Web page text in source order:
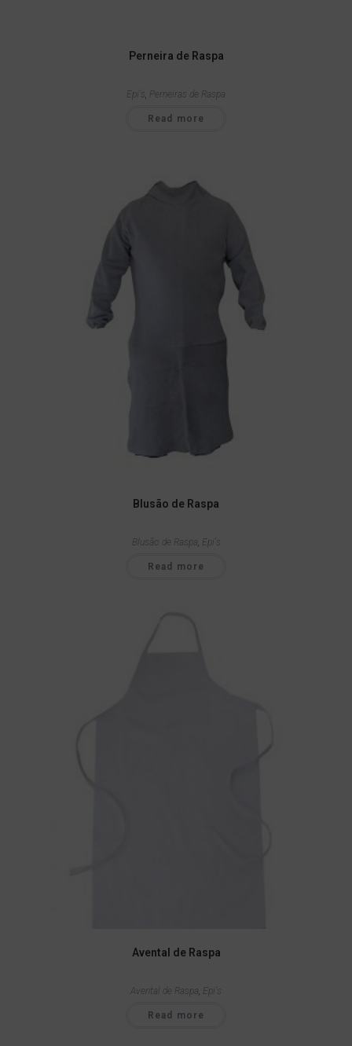
Perneira de Raspa
Epi's , Perneiras de Raspa
Read more
Blusão de Raspa
Blusão de Raspa, Epi's
Read more
Avental de Raspa
Avental de Raspa Epi's
Read more